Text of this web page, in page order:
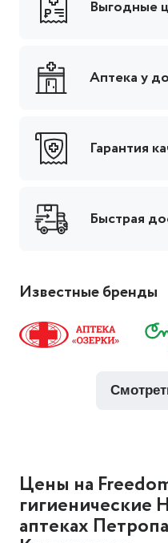
Выгодные
Аптека у
Гарантия
Быстрая
Известные бренды
Цены на
гигиенические
аптеках